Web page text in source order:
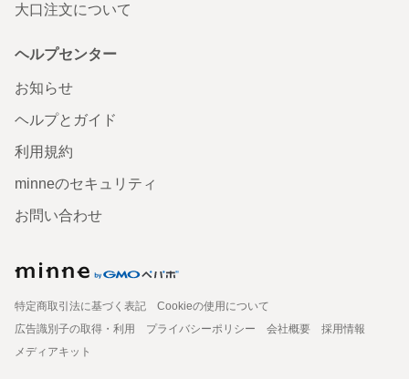
大口注文について
ヘルプセンター
お知らせ
ヘルプとガイド
利用規約
minneのセキュリティ
お問い合わせ
特定商取引法に基づく表記
Cookieの使用について
広告識別子の取得・利用
プライバシーポリシー 会社概要
採用情報
メディアキット